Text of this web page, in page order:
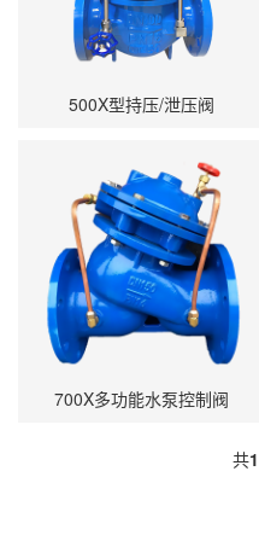
500X型持压/泄压阀
700X多功能水泵控制阀
共1